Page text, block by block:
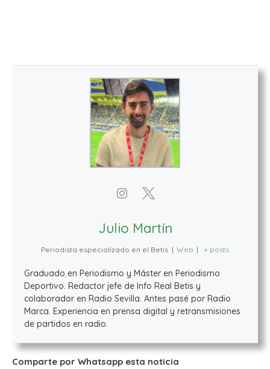
Julio Martín
Periodista especializado en el Betis | Web | + posts
Graduado en Periodismo y Máster en Periodismo
Deportivo. Redactor jefe de Info Real Betis y
colaborador en Radio Sevilla. Antes pasé por Radio
Marca. Experiencia en prensa digital y retransmisiones
de partidos en radio.
Comparte por Whatsapp esta noticia